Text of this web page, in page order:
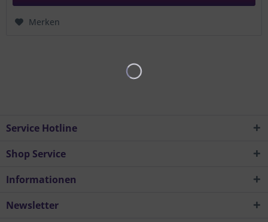
Merken
Service Hotline
Shop Service
Informationen
Newsletter